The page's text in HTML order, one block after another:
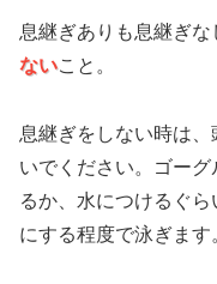
息継ぎありも息継ぎ
ないこと。
息継ぎをしない時は
いでください。ゴー
るか、水につけるぐ
にする程度で泳ぎます